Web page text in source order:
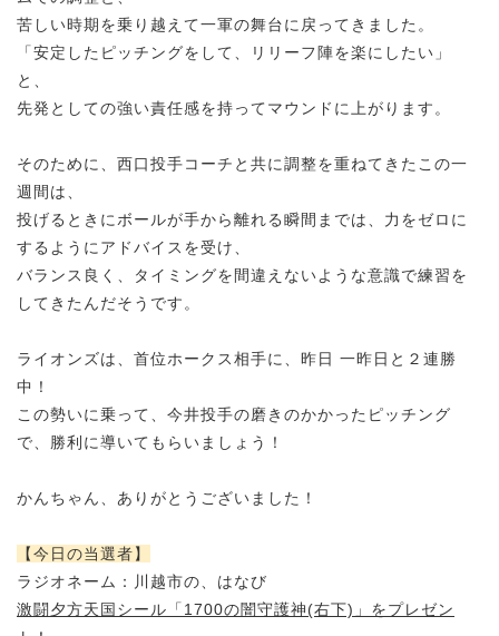
苦しい時期を乗り越えて一軍の舞台に戻ってきました。
「安定したピッチングをして、リリーフ陣を楽にしたい」
と、
先発としての強い責任感を持ってマウンドに上がります。
そのために、西口投手コーチと共に調整を重ねてきたこの一
週間は、
投げるときにボールが手から離れる瞬間までは、 力をゼロに
するようにアドバイスを受け、
バランス良く、タイミングを間違えないような意識で練習を
してきたんだそうです。
ライオンズは、首位ホークス相手に、昨日 一昨日と２連勝
中！
この勢いに乗って、今井投手の磨きのかかったピッチング
で、勝利に導いてもらいましょう！
かんちゃん、ありがとうございました！
【今日の当選者】
ラジオネーム：川越市の、はなび
激闘夕方天国シール「1700の闇守護神(右下)」をプレゼン